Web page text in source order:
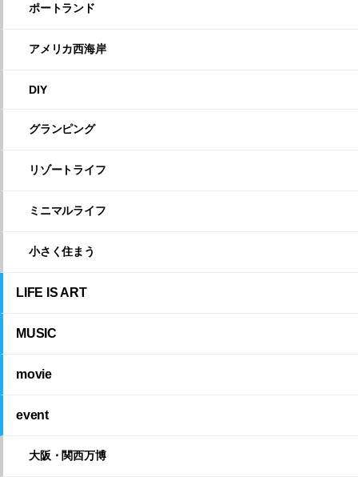
ポートランド
アメリカ西海岸
DIY
グランピング
リゾートライフ
ミニマルライフ
小さく住まう
LIFE IS ART
MUSIC
movie
event
大阪・関西万博